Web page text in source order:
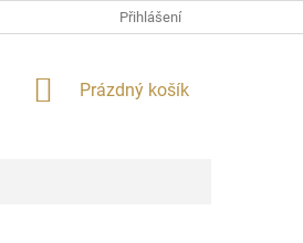
Přihlášení
NÁKUPNÍ
Prázdný košík